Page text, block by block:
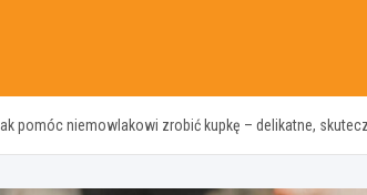
pomóc niemowlakowi zrobić kupkę – delikatne,